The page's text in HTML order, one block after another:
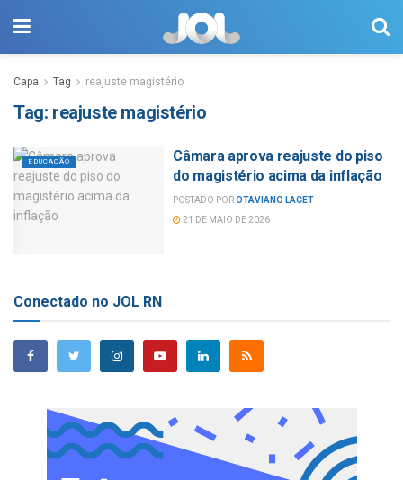
Capa Tag reajuste magistério
Tag: reajuste magistério
EDUCAÇÃO
Câmara aprova reajuste do piso
do magistério acima da inflação
POSTADO POROTAVIANO LACET
21 DE MAIO DE 2026
Conectado no JOL RN